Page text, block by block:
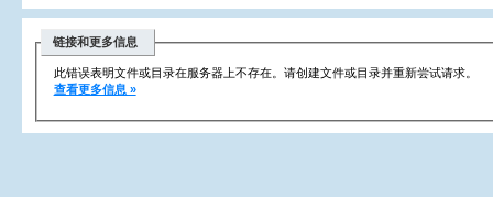
链接和更多信息
此错误表明文件或目录在服务器上不存在。请创建文件或目录并重新尝试请求。
查看更多信息 »